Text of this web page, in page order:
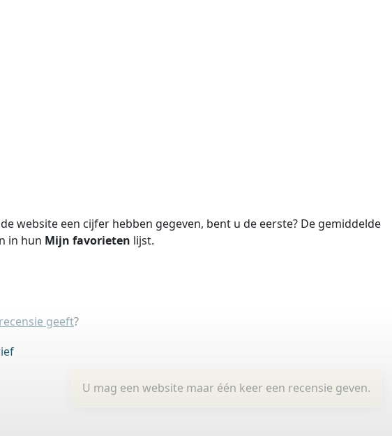
website een cijfer hebben gegeven, bent u de eerste? De gemiddelde
in hun Mijn favorieten lijst.
geeft?
U mag een website maar één keer een recensie geven.